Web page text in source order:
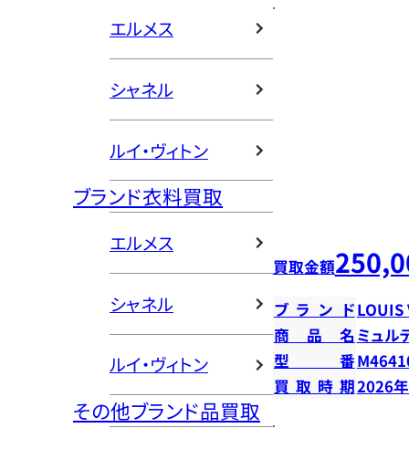
エルメス
シャネル
ルイ・ヴィトン
ブランド衣料買取
エルメス
シャネル
ルイ・ヴィトン
その他ブランド品買取
買取金額
ブランドLOUIS
商品名 ミュル
型番
買取時期2026